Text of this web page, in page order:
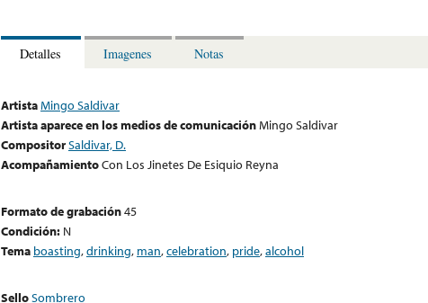
Detalles Imagenes Notas
ArtistaMingo Saldivar
Artista aparece en los medios de comunicaciónMingo Saldivar
CompositorSaldivar, D.
AcompañamientoCon Los Jinetes De Esiquio Reyna
Formato de grabación45
Condición: N
Tema boasting,drinking, man,celebration, pride,alcohol
SelloSombrero